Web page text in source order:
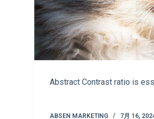
Abstract Contrast ratio is
ABSEN MARKETING 7月 16,